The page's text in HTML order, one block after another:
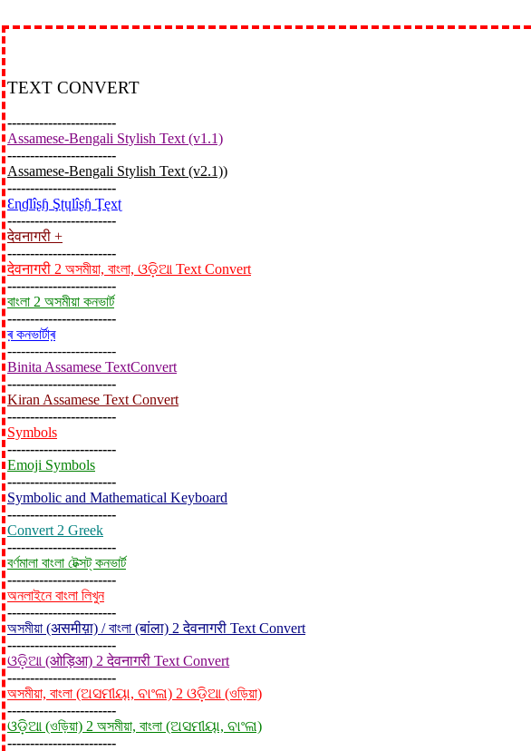
TEXT CONVERT
------------------------
Assamese-Bengali Stylish Text (v1.1)
------------------------
Assamese-Bengali Stylish Text (v2.1))
------------------------
Ɛɳɠlîʂɧ Şʈɥlîʂɧ Ţęxʈ
------------------------
देवनागरी +
------------------------
देवनागरी 2 অসমীয়া, বাংলা, ଓଡ଼ିଆ Text Convert
------------------------
বাংলা 2 অসমীয়া কনভার্ট
------------------------
ৰ় কনভাৰ্টাৰ়
------------------------
Binita Assamese TextConvert
------------------------
Kiran Assamese Text Convert
------------------------
Symbols
------------------------
Emoji Symbols
------------------------
Symbolic and Mathematical Keyboard
------------------------
Convert 2 Greek
------------------------
বর্ণমালা বাংলা টেক্সট্ কনভার্ট
------------------------
অনলাইনে বাংলা লিখুন
------------------------
অসমীয়া (असमीय़ा) / বাংলা (बांला) 2 देवनागरी Text Convert
------------------------
ଓଡ଼ିଆ (ओड़िआ) 2 देवनागरी Text Convert
------------------------
অসমীয়া, বাংলা (ଅସମୀୟା, ବାଂଳା) 2 ଓଡ଼ିଆ (ওড়িয়া)
------------------------
ଓଡ଼ିଆ (ওড়িয়া) 2 অসমীয়া, বাংলা (ଅସମୀୟା, ବାଂଳା)
------------------------